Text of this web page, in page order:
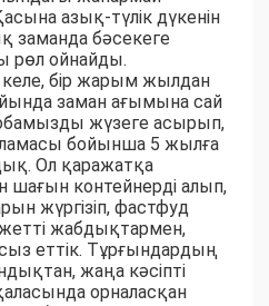
азық-түлік дүкенін
заманда бәсекеге
рөл ойнайды.
бір жарым жылдан
заман ағымына сай
жүзеге асырып,
бойынша 5 жылға
Ол қаражатқа
шағын контейнерді алып,
жүргізіп, фастфуд
жабдықтармен,
еттік. Тұрғындардың
жаңа кәсіпті
орналасқан